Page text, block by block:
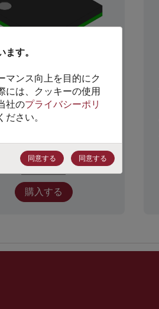
AR0141CS2C00SUEA0-DR
あり: 1,771
購入する
す。
マンス向上を目的にク
には、クッキーの使用
社のプライバシーポリ
ださい。
同意する 同意する